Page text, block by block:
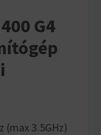
G4
(max 3.5GHz)